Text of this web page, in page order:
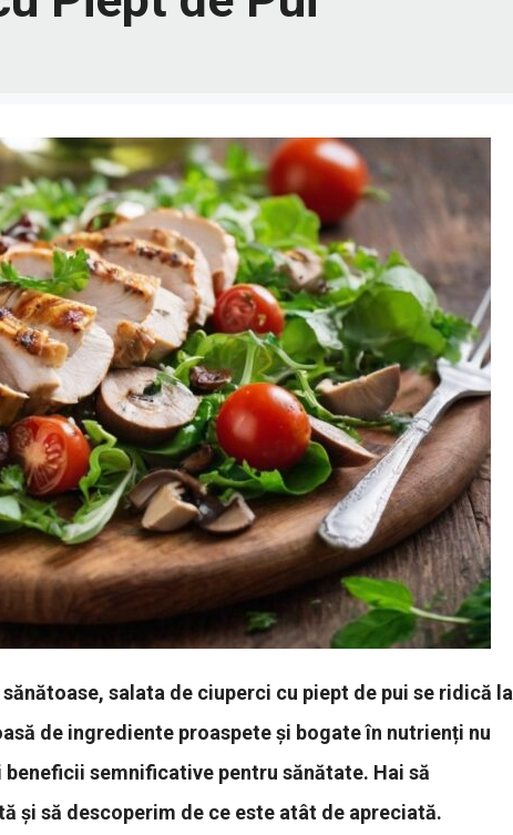
salata de ciuperci cu piept de pui se ridică la
de ingrediente proaspete și bogate în nutrienți nu
semnificative pentru sănătate. Hai să
și să descoperim de ce este atât de apreciată.